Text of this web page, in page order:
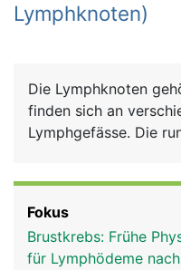
Untersuchungen
Ratgeber
Lymphknoten)
Die Lymphknoten
finden sich an
Lymphgefässe. Die
bohnenförmiges
nur wenige Millimeter
fangen die in der
Fokus
Brustkrebs: Frühe
für Lymphödeme